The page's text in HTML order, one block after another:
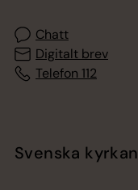
Chatt
Digitalt brev
Telefon 112
Svenska kyrkan